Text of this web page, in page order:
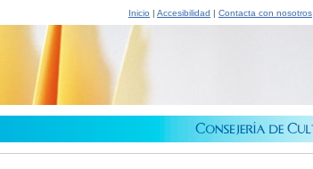
Inicio | Accesibilidad | Contacta con nosotros